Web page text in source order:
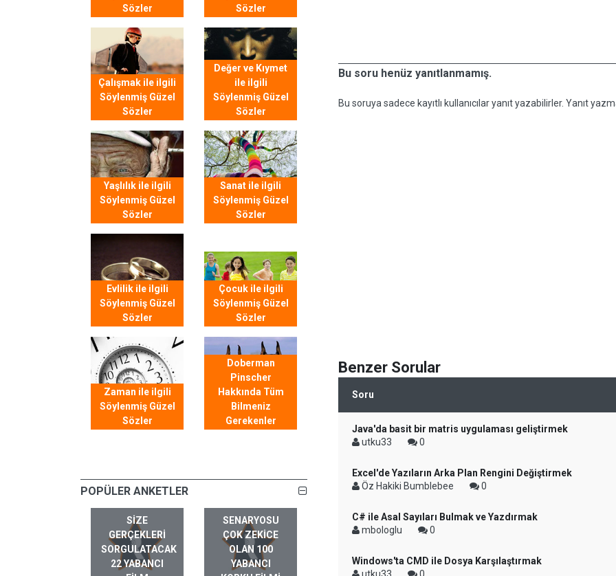
Sözler
Sözler
Çalışmak ile ilgili
Söylenmiş Güzel
Sözler
Değer ve Kıymet
ile ilgili
Söylenmiş Güzel
Sözler
Yaşlılık ile ilgili
Söylenmiş Güzel
Sözler
Sanat ile ilgili
Söylenmiş Güzel
Sözler
Evlilik ile ilgili
Söylenmiş Güzel
Sözler
Çocuk ile ilgili
Söylenmiş Güzel
Sözler
Zaman ile ilgili
Söylenmiş Güzel
Sözler
Doberman
Pinscher
Hakkında Tüm
Bilmeniz
Gerekenler
POPÜLER ANKETLER
SIZE
GERÇEKLERI
SORGULATACAK
22 YABANCI
SENARYOSU
ÇOK ZEKICE
OLAN 100
YABANCI
Bu soru henüz yanıtlanmamış.
Bu soruya sadece kayıtlı kullanıcılar yanıt yazabilirler. Yanıt
Benzer Sorular
Soru
Java'da basit bir matris uygulaması geliştirmek
utku33
0
Excel'de Yazıların Arka Plan Rengini Değiştirmek
Öz Hakiki Bumblebee
0
C# ile Asal Sayıları Bulmak ve Yazdırmak
mbologlu
0
Windows'ta CMD ile Dosya Karşılaştırmak